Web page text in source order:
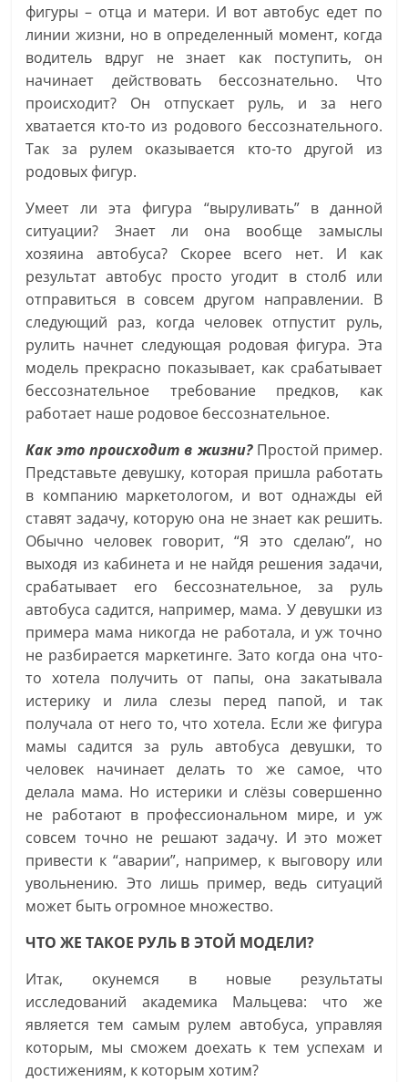
фигуры – отца и матери. И вот автобус едет по
линии жизни, но в определенный момент, когда
водитель вдруг не знает как поступить, он
начинает действовать бессознательно. Что
происходит? Он отпускает руль, и за него
хватается кто-то из родового бессознательного.
Так за рулем оказывается кто-то другой из
родовых фигур.
Умеет ли эта фигура “выруливать” в данной
ситуации? Знает ли она вообще замыслы
хозяина автобуса? Скорее всего нет. И как
результат автобус просто угодит в столб или
отправиться в совсем другом направлении. В
следующий раз, когда человек отпустит руль,
рулить начнет следующая родовая фигура. Эта
модель прекрасно показывает, как срабатывает
бессознательное требование предков, как
работает наше родовое бессознательное.
Как это происходит в жизни? Простой пример.
Представьте девушку, которая пришла работать
в компанию маркетологом, и вот однажды ей
ставят задачу, которую она не знает как решить.
Обычно человек говорит, “Я это сделаю”, но
выходя из кабинета и не найдя решения задачи,
срабатывает его бессознательное, за руль
автобуса садится, например, мама. У девушки из
примера мама никогда не работала, и уж точно
не разбирается маркетинге. Зато когда она что-
то хотела получить от папы, она закатывала
истерику и лила слезы перед папой, и так
получала от него то, что хотела. Если же фигура
мамы садится за руль автобуса девушки, то
человек начинает делать то же самое, что
делала мама. Но истерики и слёзы совершенно
не работают в профессиональном мире, и уж
совсем точно не решают задачу. И это может
привести к “аварии”, например, к выговору или
увольнению. Это лишь пример, ведь ситуаций
может быть огромное множество.
ЧТО ЖЕ ТАКОЕ РУЛЬ В ЭТОЙ МОДЕЛИ?
Итак, окунемся в новые результаты
исследований академика Мальцева: что же
является тем самым рулем автобуса, управляя
которым, мы сможем доехать к тем успехам и
достижениям, к которым хотим?